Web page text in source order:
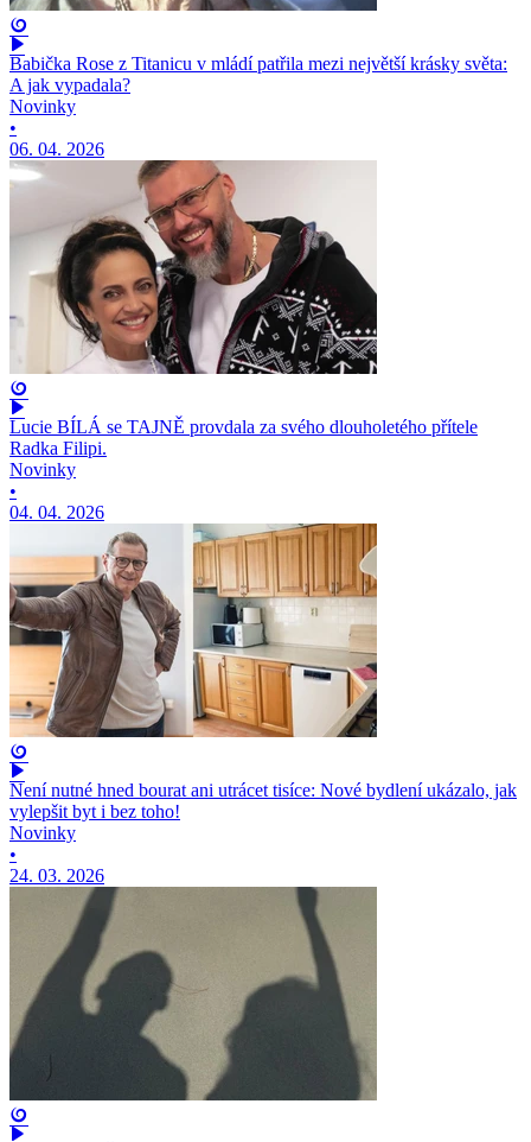
Babička Rose z Titanicu v mládí patřila mezi největší krásky světa:
A jak vypadala?
Novinky
•
06. 04. 2026
Lucie BÍLÁ se TAJNĚ provdala za svého dlouholetého přítele
Radka Filipi.
Novinky
•
04. 04. 2026
Není nutné hned bourat ani utrácet tisíce: Nové bydlení ukázalo, jak
vylepšit byt i bez toho!
Novinky
•
24. 03. 2026